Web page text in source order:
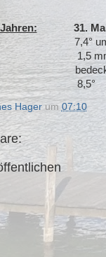
31. Mai
um 7 Uhr;
1,5
am
8,5°
Hager um 07:10